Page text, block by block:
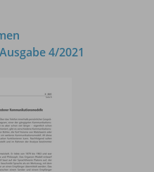
4/2021